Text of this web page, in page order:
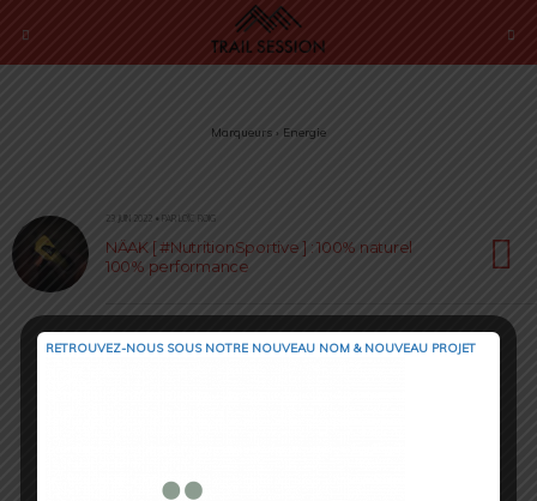
Marqueurs › Energie
23 JUIN 2022 • PAR LOÏC ROIG
NÄAK [ #NutritionSportive ] : 100% naturel
100% performance
RETROUVEZ-NOUS SOUS NOTRE NOUVEAU NOM & NOUVEAU PROJET